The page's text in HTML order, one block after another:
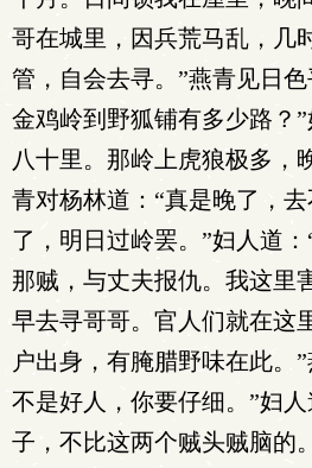
哥在城里，因兵荒马乱，几
管，自会去寻。”燕青见日
金鸡岭到野狐铺有多少路？
八十里。那岭上虎狼极多，
青对杨林道：“真是晚了，
了，明日过岭罢。”妇人道
那贼，与丈夫报仇。我这里
早去寻哥哥。官人们就在这
户出身，有腌腊野味在此。
不是好人，你要仔细。”妇
子，不比这两个贼头贼脑的